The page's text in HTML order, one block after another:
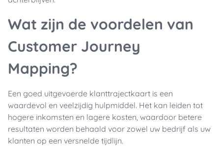
Wat zijn de voordelen van
Customer Journey
Mapping?
Een goed uitgevoerde klanttrajectkaart is een
waardevol en veelzijdig hulpmiddel. Het kan leiden tot
hogere inkomsten en lagere kosten, waardoor betere
resultaten worden behaald voor zowel uw bedrijf als uw
klanten op een versnelde tijdlijn.